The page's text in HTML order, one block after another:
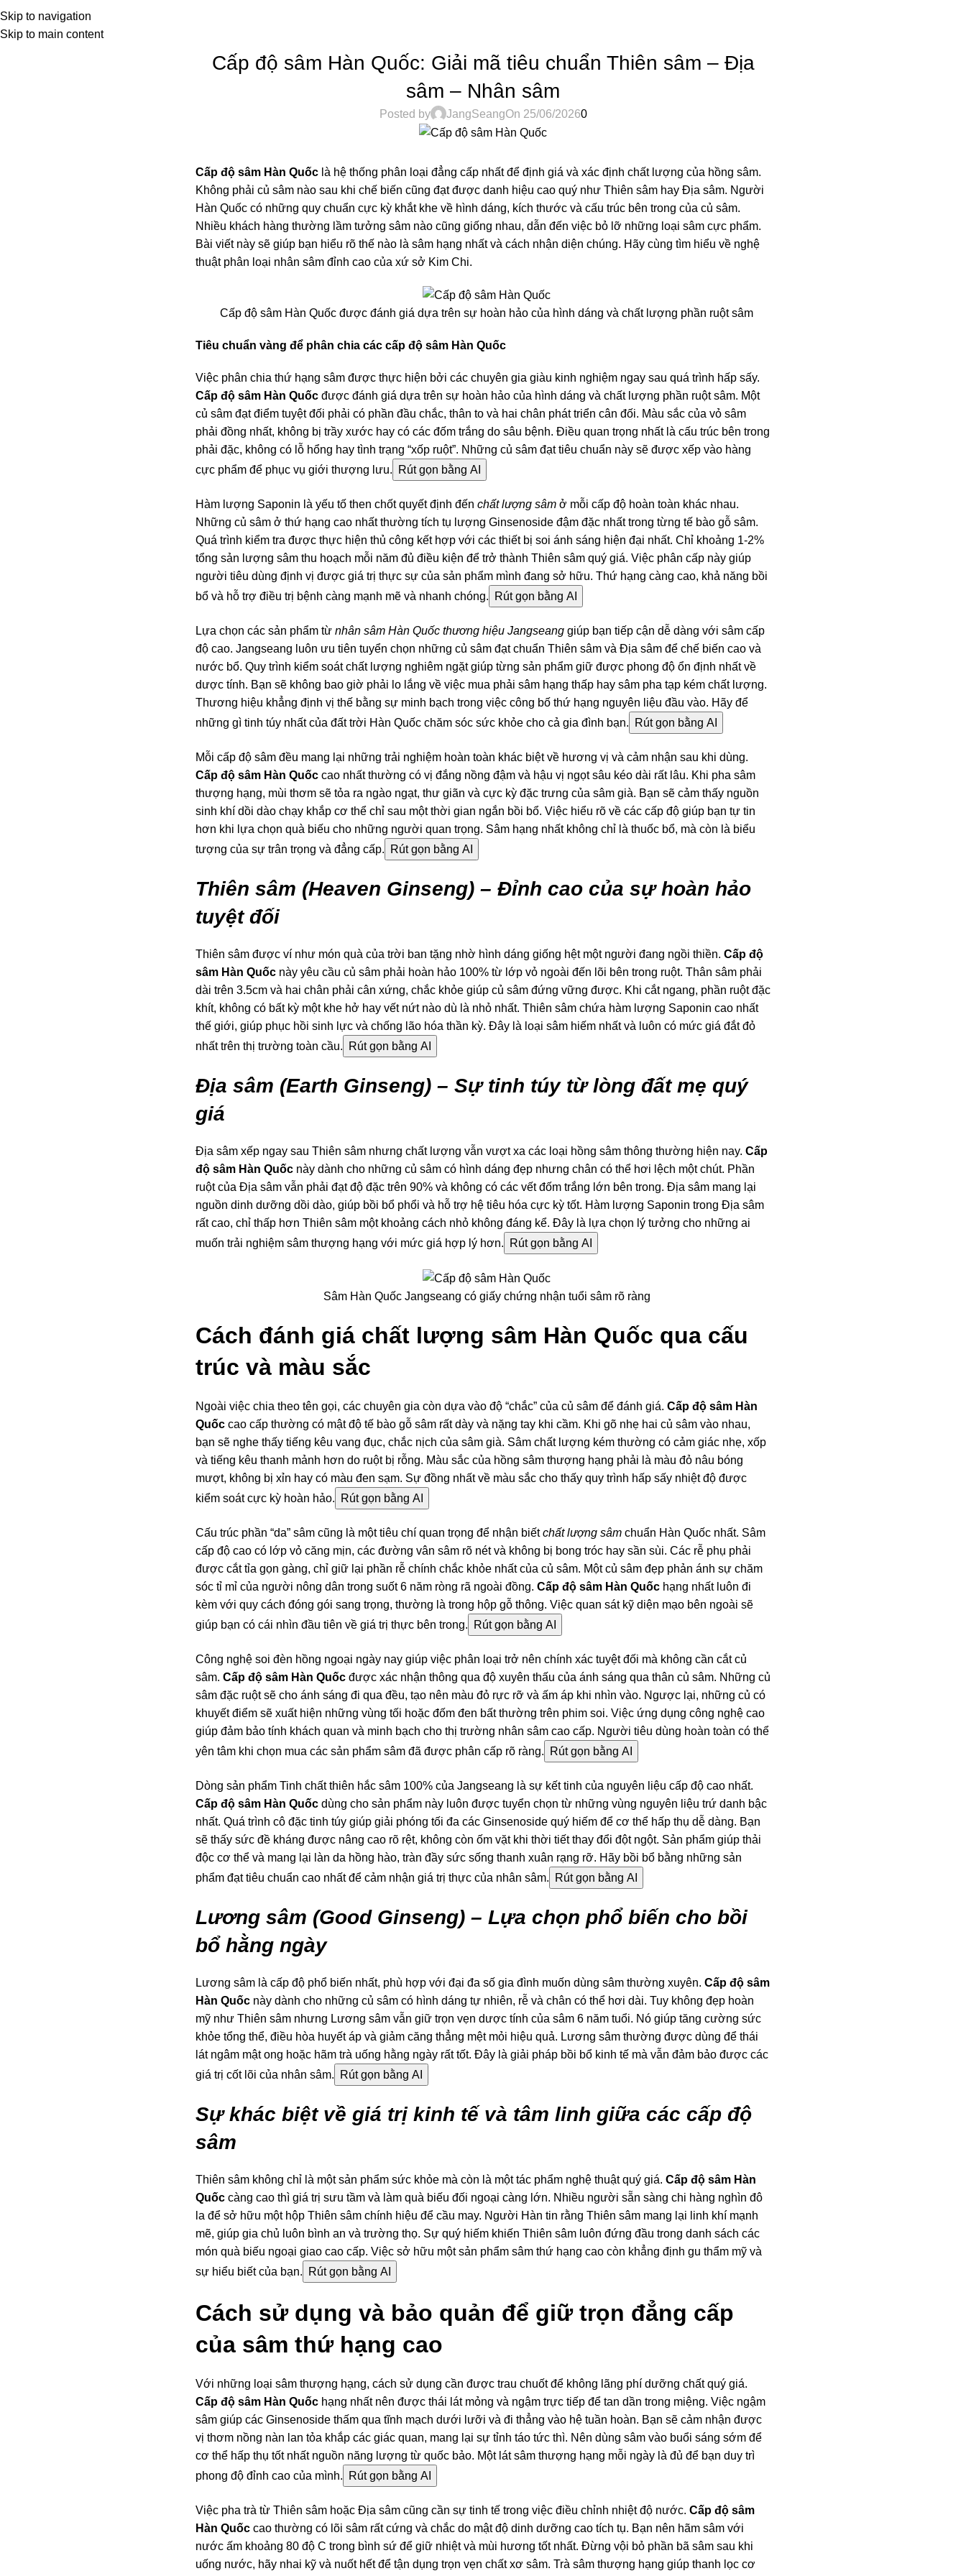
Skip to navigation
Skip to main content
chủVề chúng tôi
Cấp độ sâm Hàn Quốc: Giải mã tiêu chuẩn Thiên sâm – Địa
sâm – Nhân sâm
Posted by JangSeangOn 25/06/20260
Cấp độ sâm Hàn Quốc là hệ thống phân loại đẳng cấp nhất để định giá và xác định chất lượng của hồng sâm.
Không phải củ sâm nào sau khi chế biến cũng đạt được danh hiệu cao quý như Thiên sâm hay Địa sâm. Người
Hàn Quốc có những quy chuẩn cực kỳ khắt khe về hình dáng, kích thước và cấu trúc bên trong của củ sâm.
Nhiều khách hàng thường lầm tưởng sâm nào cũng giống nhau, dẫn đến việc bỏ lỡ những loại sâm cực phẩm.
Bài viết này sẽ giúp bạn hiểu rõ thế nào là sâm hạng nhất và cách nhận diện chúng. Hãy cùng tìm hiểu về nghệ
thuật phân loại nhân sâm đỉnh cao của xứ sở Kim Chi.
Cấp độ sâm Hàn Quốc được đánh giá dựa trên sự hoàn hảo của hình dáng và chất lượng phần ruột sâm
Tiêu chuẩn vàng để phân chia các cấp độ sâm Hàn Quốc
Việc phân chia thứ hạng sâm được thực hiện bởi các chuyên gia giàu kinh nghiệm ngay sau quá trình hấp sấy.
Cấp độ sâm Hàn Quốc được đánh giá dựa trên sự hoàn hảo của hình dáng và chất lượng phần ruột sâm. Một
củ sâm đạt điểm tuyệt đối phải có phần đầu chắc, thân to và hai chân phát triển cân đối. Màu sắc của vỏ sâm
phải đồng nhất, không bị trầy xước hay có các đốm trắng do sâu bệnh. Điều quan trọng nhất là cấu trúc bên trong
phải đặc, không có lỗ hổng hay tình trạng “xốp ruột”. Những củ sâm đạt tiêu chuẩn này sẽ được xếp vào hàng
cực phẩm để phục vụ giới thượng lưu.
Rút gọn bằng AI
Hàm lượng Saponin là yếu tố then chốt quyết định đến chất lượng sâm ở mỗi cấp độ hoàn toàn khác nhau.
Những củ sâm ở thứ hạng cao nhất thường tích tụ lượng Ginsenoside đậm đặc nhất trong từng tế bào gỗ sâm.
Quá trình kiểm tra được thực hiện thủ công kết hợp với các thiết bị soi ánh sáng hiện đại nhất. Chỉ khoảng 1-2%
tổng sản lượng sâm thu hoạch mỗi năm đủ điều kiện để trở thành Thiên sâm quý giá. Việc phân cấp này giúp
người tiêu dùng định vị được giá trị thực sự của sản phẩm mình đang sở hữu. Thứ hạng càng cao, khả năng bồi
bổ và hỗ trợ điều trị bệnh càng mạnh mẽ và nhanh chóng.
Rút gọn bằng AI
Lựa chọn các sản phẩm từ nhân sâm Hàn Quốc thương hiệu Jangseang giúp bạn tiếp cận dễ dàng với sâm cấp
độ cao. Jangseang luôn ưu tiên tuyển chọn những củ sâm đạt chuẩn Thiên sâm và Địa sâm để chế biến cao và
nước bổ. Quy trình kiểm soát chất lượng nghiêm ngặt giúp từng sản phẩm giữ được phong độ ổn định nhất về
dược tính. Bạn sẽ không bao giờ phải lo lắng về việc mua phải sâm hạng thấp hay sâm pha tạp kém chất lượng.
Thương hiệu khẳng định vị thế bằng sự minh bạch trong việc công bố thứ hạng nguyên liệu đầu vào. Hãy để
những gì tinh túy nhất của đất trời Hàn Quốc chăm sóc sức khỏe cho cả gia đình bạn.
Rút gọn bằng AI
Mỗi cấp độ sâm đều mang lại những trải nghiệm hoàn toàn khác biệt về hương vị và cảm nhận sau khi dùng.
Cấp độ sâm Hàn Quốc cao nhất thường có vị đắng nồng đậm và hậu vị ngọt sâu kéo dài rất lâu. Khi pha sâm
thượng hạng, mùi thơm sẽ tỏa ra ngào ngạt, thư giãn và cực kỳ đặc trưng của sâm già. Bạn sẽ cảm thấy nguồn
sinh khí dồi dào chạy khắp cơ thể chỉ sau một thời gian ngắn bồi bổ. Việc hiểu rõ về các cấp độ giúp bạn tự tin
hơn khi lựa chọn quà biếu cho những người quan trọng. Sâm hạng nhất không chỉ là thuốc bổ, mà còn là biểu
tượng của sự trân trọng và đẳng cấp.
Rút gọn bằng AI
Thiên sâm (Heaven Ginseng) – Đỉnh cao của sự hoàn hảo
tuyệt đối
Thiên sâm được ví như món quà của trời ban tặng nhờ hình dáng giống hệt một người đang ngồi thiền. Cấp độ
sâm Hàn Quốc này yêu cầu củ sâm phải hoàn hảo 100% từ lớp vỏ ngoài đến lõi bên trong ruột. Thân sâm phải
dài trên 3.5cm và hai chân phải cân xứng, chắc khỏe giúp củ sâm đứng vững được. Khi cắt ngang, phần ruột đặc
khít, không có bất kỳ một khe hở hay vết nứt nào dù là nhỏ nhất. Thiên sâm chứa hàm lượng Saponin cao nhất
thế giới, giúp phục hồi sinh lực và chống lão hóa thần kỳ. Đây là loại sâm hiếm nhất và luôn có mức giá đắt đỏ
nhất trên thị trường toàn cầu.
Rút gọn bằng AI
Địa sâm (Earth Ginseng) – Sự tinh túy từ lòng đất mẹ quý
giá
Địa sâm xếp ngay sau Thiên sâm nhưng chất lượng vẫn vượt xa các loại hồng sâm thông thường hiện nay. Cấp
độ sâm Hàn Quốc này dành cho những củ sâm có hình dáng đẹp nhưng chân có thể hơi lệch một chút. Phần
ruột của Địa sâm vẫn phải đạt độ đặc trên 90% và không có các vết đốm trắng lớn bên trong. Địa sâm mang lại
nguồn dinh dưỡng dồi dào, giúp bồi bổ phổi và hỗ trợ hệ tiêu hóa cực kỳ tốt. Hàm lượng Saponin trong Địa sâm
rất cao, chỉ thấp hơn Thiên sâm một khoảng cách nhỏ không đáng kể. Đây là lựa chọn lý tưởng cho những ai
muốn trải nghiệm sâm thượng hạng với mức giá hợp lý hơn.
Rút gọn bằng AI
Sâm Hàn Quốc Jangseang có giấy chứng nhận tuổi sâm rõ ràng
Cách đánh giá chất lượng sâm Hàn Quốc qua cấu
trúc và màu sắc
Ngoài việc chia theo tên gọi, các chuyên gia còn dựa vào độ “chắc” của củ sâm để đánh giá. Cấp độ sâm Hàn
Quốc cao cấp thường có mật độ tế bào gỗ sâm rất dày và nặng tay khi cầm. Khi gõ nhẹ hai củ sâm vào nhau,
bạn sẽ nghe thấy tiếng kêu vang đục, chắc nịch của sâm già. Sâm chất lượng kém thường có cảm giác nhẹ, xốp
và tiếng kêu thanh mảnh hơn do ruột bị rỗng. Màu sắc của hồng sâm thượng hạng phải là màu đỏ nâu bóng
mượt, không bị xỉn hay có màu đen sạm. Sự đồng nhất về màu sắc cho thấy quy trình hấp sấy nhiệt độ được
kiểm soát cực kỳ hoàn hảo.
Rút gọn bằng AI
Cấu trúc phần “da” sâm cũng là một tiêu chí quan trọng để nhận biếtchất lượng sâm chuẩn Hàn Quốc nhất. Sâm
cấp độ cao có lớp vỏ căng mịn, các đường vân sâm rõ nét và không bị bong tróc hay sần sùi. Các rễ phụ phải
được cắt tỉa gọn gàng, chỉ giữ lại phần rễ chính chắc khỏe nhất của củ sâm. Một củ sâm đẹp phản ánh sự chăm
sóc tỉ mỉ của người nông dân trong suốt 6 năm ròng rã ngoài đồng. Cấp độ sâm Hàn Quốc hạng nhất luôn đi
kèm với quy cách đóng gói sang trọng, thường là trong hộp gỗ thông. Việc quan sát kỹ diện mạo bên ngoài sẽ
giúp bạn có cái nhìn đầu tiên về giá trị thực bên trong.
Rút gọn bằng AI
Công nghệ soi đèn hồng ngoại ngày nay giúp việc phân loại trở nên chính xác tuyệt đối mà không cần cắt củ
sâm. Cấp độ sâm Hàn Quốc được xác nhận thông qua độ xuyên thấu của ánh sáng qua thân củ sâm. Những củ
sâm đặc ruột sẽ cho ánh sáng đi qua đều, tạo nên màu đỏ rực rỡ và ấm áp khi nhìn vào. Ngược lại, những củ có
khuyết điểm sẽ xuất hiện những vùng tối hoặc đốm đen bất thường trên phim soi. Việc ứng dụng công nghệ cao
giúp đảm bảo tính khách quan và minh bạch cho thị trường nhân sâm cao cấp. Người tiêu dùng hoàn toàn có thể
yên tâm khi chọn mua các sản phẩm sâm đã được phân cấp rõ ràng.
Rút gọn bằng AI
Dòng sản phẩm Tinh chất thiên hắc sâm 100% của Jangseang là sự kết tinh của nguyên liệu cấp độ cao nhất.
Cấp độ sâm Hàn Quốc dùng cho sản phẩm này luôn được tuyển chọn từ những vùng nguyên liệu trứ danh bậc
nhất. Quá trình cô đặc tinh túy giúp giải phóng tối đa các Ginsenoside quý hiếm để cơ thể hấp thụ dễ dàng. Bạn
sẽ thấy sức đề kháng được nâng cao rõ rệt, không còn ốm vặt khi thời tiết thay đổi đột ngột. Sản phẩm giúp thải
độc cơ thể và mang lại làn da hồng hào, tràn đầy sức sống thanh xuân rạng rỡ. Hãy bồi bổ bằng những sản
phẩm đạt tiêu chuẩn cao nhất để cảm nhận giá trị thực của nhân sâm.
Rút gọn bằng AI
Lương sâm (Good Ginseng) – Lựa chọn phổ biến cho bồi
bổ hằng ngày
Lương sâm là cấp độ phổ biến nhất, phù hợp với đại đa số gia đình muốn dùng sâm thường xuyên. Cấp độ sâm
Hàn Quốc này dành cho những củ sâm có hình dáng tự nhiên, rễ và chân có thể hơi dài. Tuy không đẹp hoàn
mỹ như Thiên sâm nhưng Lương sâm vẫn giữ trọn vẹn dược tính của sâm 6 năm tuổi. Nó giúp tăng cường sức
khỏe tổng thể, điều hòa huyết áp và giảm căng thẳng mệt mỏi hiệu quả. Lương sâm thường được dùng để thái
lát ngâm mật ong hoặc hãm trà uống hằng ngày rất tốt. Đây là giải pháp bồi bổ kinh tế mà vẫn đảm bảo được các
giá trị cốt lõi của nhân sâm.
Rút gọn bằng AI
Sự khác biệt về giá trị kinh tế và tâm linh giữa các cấp độ
sâm
Thiên sâm không chỉ là một sản phẩm sức khỏe mà còn là một tác phẩm nghệ thuật quý giá. Cấp độ sâm Hàn
Quốc càng cao thì giá trị sưu tầm và làm quà biếu đối ngoại càng lớn. Nhiều người sẵn sàng chi hàng nghìn đô
la để sở hữu một hộp Thiên sâm chính hiệu để cầu may. Người Hàn tin rằng Thiên sâm mang lại linh khí mạnh
mẽ, giúp gia chủ luôn bình an và trường thọ. Sự quý hiếm khiến Thiên sâm luôn đứng đầu trong danh sách các
món quà biếu ngoại giao cao cấp. Việc sở hữu một sản phẩm sâm thứ hạng cao còn khẳng định gu thẩm mỹ và
sự hiểu biết của bạn.
Rút gọn bằng AI
Cách sử dụng và bảo quản để giữ trọn đẳng cấp
của sâm thứ hạng cao
Với những loại sâm thượng hạng, cách sử dụng cần được trau chuốt để không lãng phí dưỡng chất quý giá.
Cấp độ sâm Hàn Quốc hạng nhất nên được thái lát mỏng và ngậm trực tiếp để tan dần trong miệng. Việc ngậm
sâm giúp các Ginsenoside thấm qua tĩnh mạch dưới lưỡi và đi thẳng vào hệ tuần hoàn. Bạn sẽ cảm nhận được
vị thơm nồng nàn lan tỏa khắp các giác quan, mang lại sự tỉnh táo tức thì. Nên dùng sâm vào buổi sáng sớm để
cơ thể hấp thụ tốt nhất nguồn năng lượng từ quốc bảo. Một lát sâm thượng hạng mỗi ngày là đủ để bạn duy trì
phong độ đỉnh cao của mình.
Rút gọn bằng AI
Việc pha trà từ Thiên sâm hoặc Địa sâm cũng cần sự tinh tế trong việc điều chỉnh nhiệt độ nước. Cấp độ sâm
Hàn Quốc cao thường có lõi sâm rất cứng và chắc do mật độ dinh dưỡng cao tích tụ. Bạn nên hãm sâm với
nước ấm khoảng 80 độ C trong bình sứ để giữ nhiệt và mùi hương tốt nhất. Đừng vội bỏ phần bã sâm sau khi
uống nước, hãy nhai kỹ và nuốt hết để tận dụng trọn vẹn chất xơ sâm. Trà sâm thượng hạng giúp thanh lọc cơ